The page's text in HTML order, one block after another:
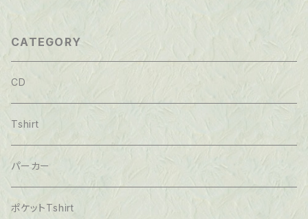
CATEGORY
CD
Tshirt
パーカー
ポケットTshirt